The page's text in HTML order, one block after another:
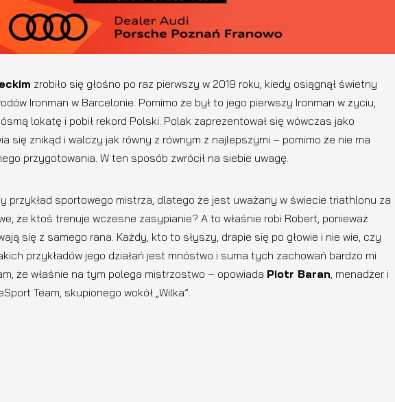
zrobiło się głośno po raz pierwszy w 2019 roku, kiedy osiągnął świetny
Ironman w Barcelonie. Pomimo że był to jego pierwszy Ironman w życiu,
lokatę i pobił rekord Polski. Polak zaprezentował się wówczas jako
się znikąd i walczy jak równy z równym z najlepszymi – pomimo że nie ma
przygotowania. W ten sposób zwrócił na siebie uwagę.
przykład sportowego mistrza, dlatego że jest uważany w świecie triathlonu za
że ktoś trenuje wczesne zasypianie? A to właśnie robi Robert, ponieważ
się z samego rana. Każdy, kto to słyszy, drapie się po głowie i nie wie, czy
przykładów jego działań jest mnóstwo i suma tych zachowań bardzo mi
że właśnie na tym polega mistrzostwo – opowiada Piotr Baran, menadżer i
Team, skupionego wokół „Wilka”.